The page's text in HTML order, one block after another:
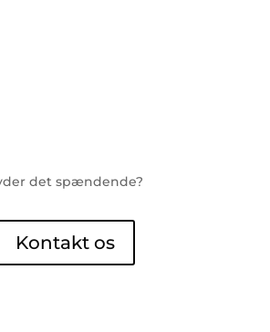
det spændende?
Kontakt os